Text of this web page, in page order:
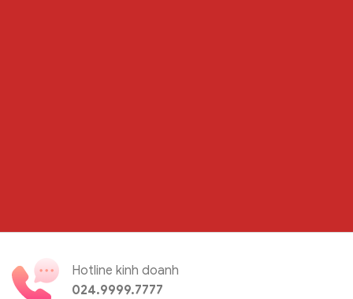
Hotline kinh doanh
024.9999.7777